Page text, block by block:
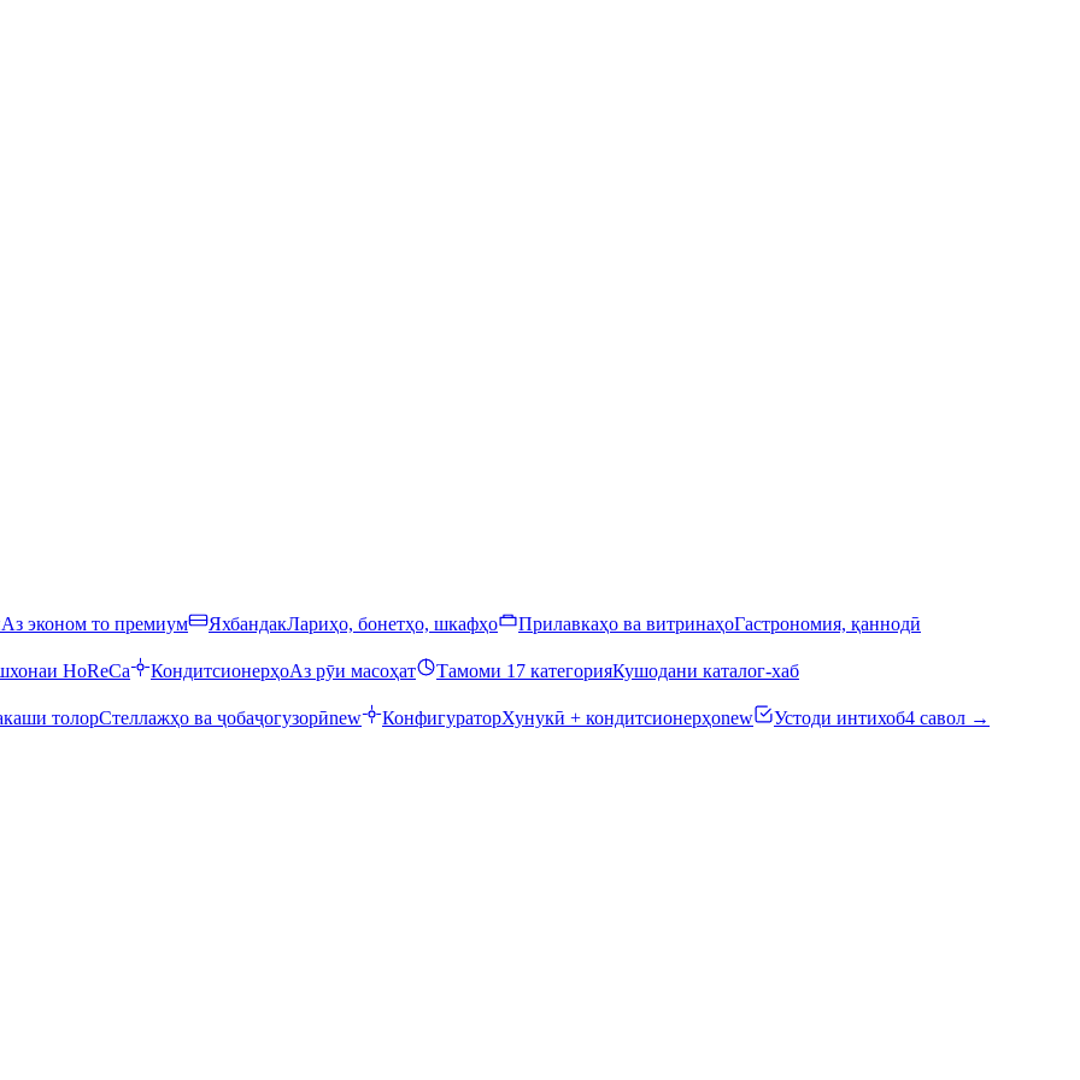
Аз эконом то премиум ЯхбандакЛариҳо, бонетҳо, шкафҳо Прилавкаҳо ва витринаҳоГастрономия, қаннодӣ
HoReCa КондитсионерҳоАз рӯи масоҳат Тамоми 17 категорияКушодани каталог-хаб
толорСтеллажҳо ва ҷобаҷогузорӣnew КонфигураторХунукӣ + кондитсионерҳоnew Устоди интихоб4 савол →